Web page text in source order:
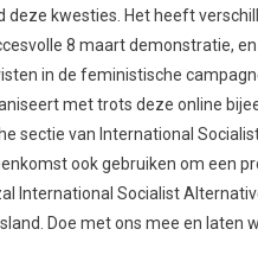
deze kwesties. Het heeft
8 maart demonstratie,
in de feministische
met trots deze online
sectie van International
ook gebruiken om een
International Socialist
Doe met ons mee en laten